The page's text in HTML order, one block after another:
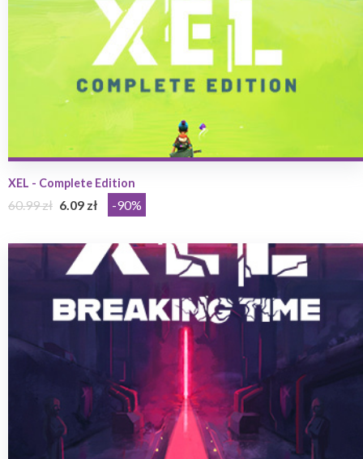
XEL - Complete Edition
60.99 zł 6.09 zł -90%